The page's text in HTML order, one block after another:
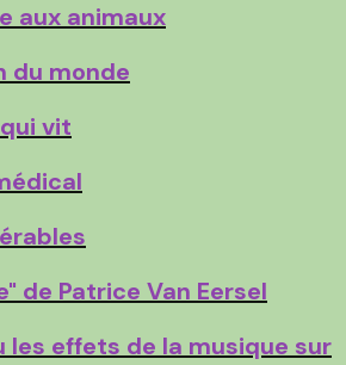
aux animaux
du monde
vit
de Patrice Van Eersel
les effets de la musique sur